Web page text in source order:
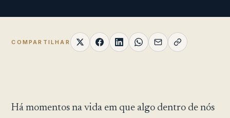
COMPARTILHAR
Há momentos na vida em que algo dentro de nós